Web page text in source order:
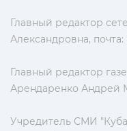
Главный редактор
Александровна, почта:
Главный редактор
Арендаренко Андрей
Учредитель СМИ